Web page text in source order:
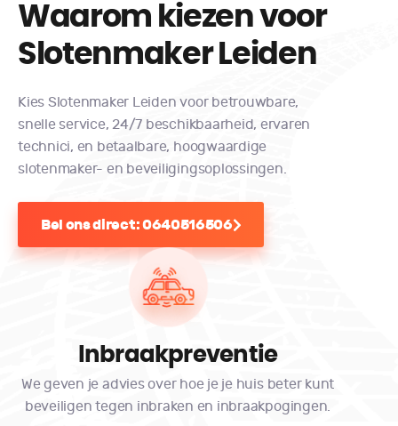
Waarom kiezen voor
Slotenmaker Leiden​
Kies Slotenmaker Leiden voor betrouwbare,
snelle service, 24/7 beschikbaarheid, ervaren
technici, en betaalbare, hoogwaardige
slotenmaker- en beveiligingsoplossingen.
Bel ons direct: 0640516506
Inbraakpreventie
We geven je advies over hoe je je huis beter kunt
beveiligen tegen inbraken en inbraakpogingen.